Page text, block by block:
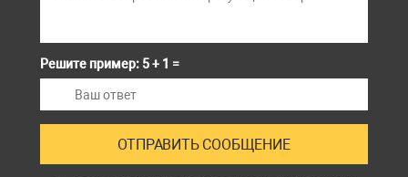
Решите пример: 5 + 1 =